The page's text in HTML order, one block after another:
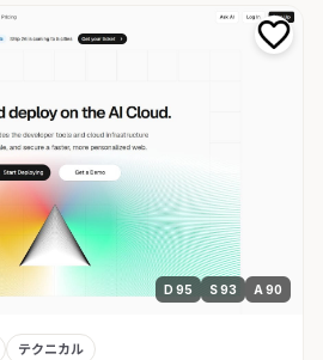
D 95 S 93 A 90
テクニカル